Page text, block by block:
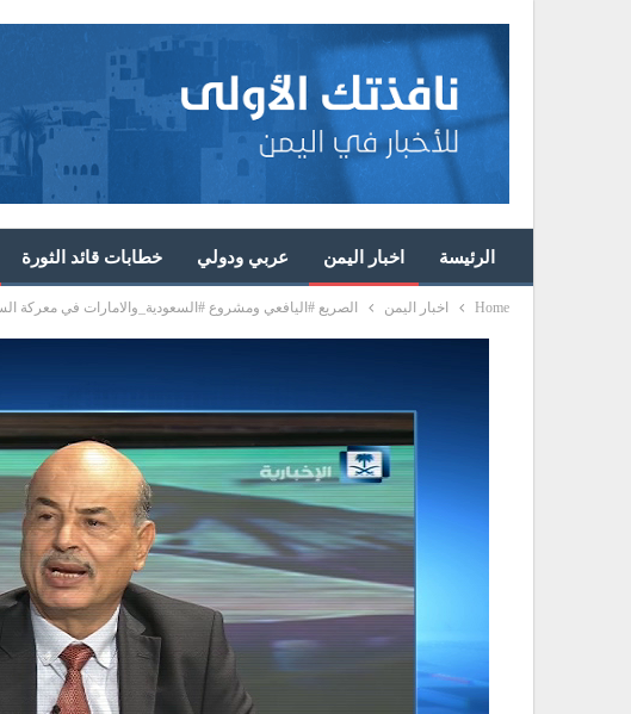
الرئيسة اخبار اليمن عربي ودولي خطابات قائد الثورة
Home اخبار اليمن الصريع #اليافعي ومشروع #السعودية_والامارات في معركة